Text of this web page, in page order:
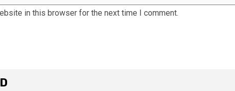
in this browser for the next time I comment.